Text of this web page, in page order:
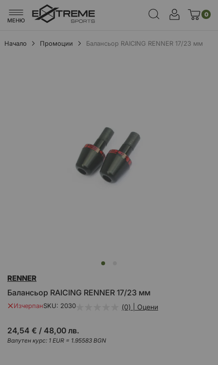
МЕНЮ
0
Начало Промоции
Балансьор RAICING RENNER 17/23 мм
към
на
галерия
Балансьор RAICING RENNER 17/23 мм
RENNER
ИзчерпанSKU 2030 (0) | Оцени
24,54 € / 48,00 лв.
Валутен курс: 1 EUR = 1.95583 BGN